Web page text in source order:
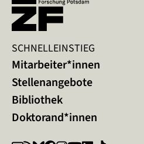
SCHNELLEINSTIEG
Mitarbeiter*innen
Stellenangebote
Bibliothek
Doktorand*innen